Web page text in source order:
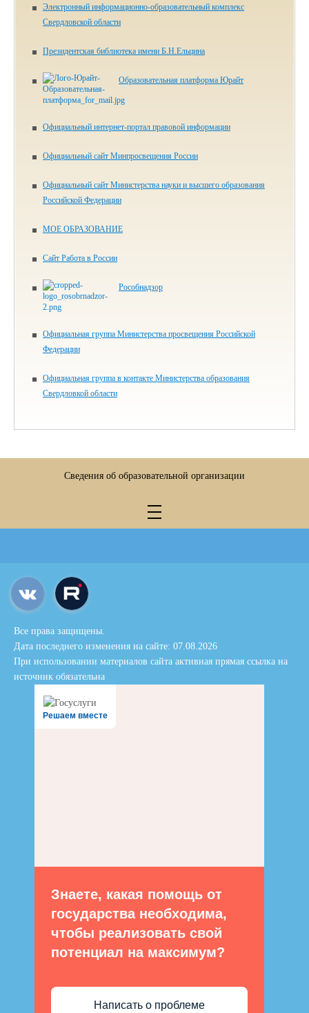
Электронный информационно-образовательный комплекс
Свердловской области
Президентская библиотека имени Б.Н.Ельцина
Образовательная платформа Юрайт
Официальный интернет-портал правовой информации
Официальный сайт Минпросвещения России
Официальный сайт Министерства науки и высшего образования
Российской Федерации
МОЕ ОБРАЗОВАНИЕ
Сайт Работа в России
Рособнадзор
Официальная группа Министерства просвещения Российской
Федерации
Официальная группа в контакте Министерства образования
Свердловкой области
Сведения об образовательной организации
Все права защищены.
Дата последнего изменения на сайте: 07.08.2026
При использовании материалов сайта активная прямая ссылка на
источник обязательна
Решаем вместе
Знаете, какая помощь от
государства необходима,
чтобы реализовать свой
потенциал на максимум?
Написать о проблеме